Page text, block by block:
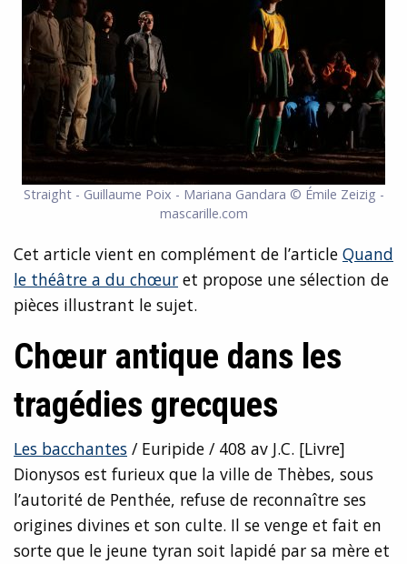
Straight - Guillaume Poix - Mariana Gandara © Émile Zeizig -
mascarille.com
Cet article vient en complément de l’article Quand
le théâtre a du chœur et propose une sélection de
pièces illustrant le sujet.
Chœur antique dans les
tragédies grecques
Les bacchantes / Euripide / 408 av J.C. [Livre]
Dionysos est furieux que la ville de Thèbes, sous
l’autorité de Penthée, refuse de reconnaître ses
origines divines et son culte. Il se venge et fait en
sorte que le jeune tyran soit lapidé par sa mère et